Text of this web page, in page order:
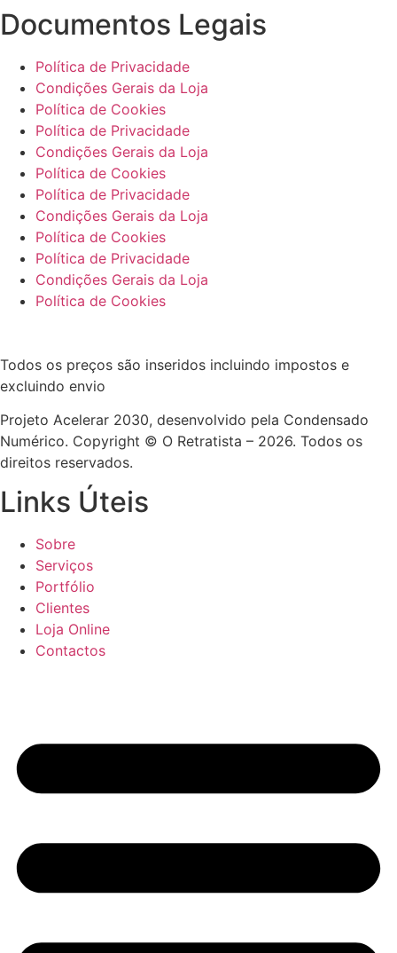
Documentos Legais
Política de Privacidade
Condições Gerais da Loja
Política de Cookies
Política de Privacidade
Condições Gerais da Loja
Política de Cookies
Política de Privacidade
Condições Gerais da Loja
Política de Cookies
Política de Privacidade
Condições Gerais da Loja
Política de Cookies
Todos os preços são inseridos incluindo impostos e
excluindo envio
Projeto Acelerar 2030, desenvolvido pela Condensado
Numérico. Copyright © O Retratista – 2026. Todos os
direitos reservados.
Links Úteis
Sobre
Serviços
Portfólio
Clientes
Loja Online
Contactos